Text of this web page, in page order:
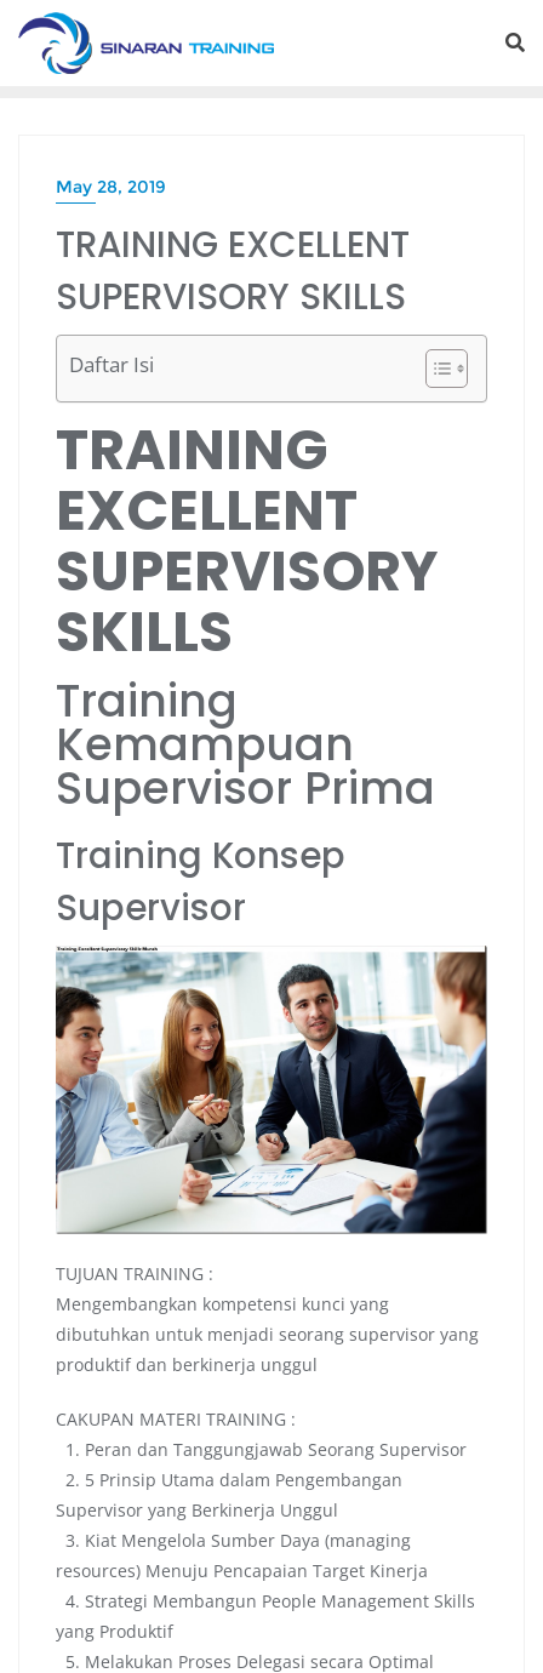
Skip
content
May 28, 2019
TRAINING EXCELLENT
SUPERVISORY SKILLS
Daftar Isi
TRAINING
EXCELLENT
SUPERVISORY
SKILLS
Training
Kemampuan
Supervisor Prima
Training Konsep
Supervisor
TUJUAN TRAINING :
Mengembangkan kompetensi kunci yang
dibutuhkan untuk menjadi seorang supervisor yang
produktif dan berkinerja unggul
CAKUPAN MATERI TRAINING :
1. Peran dan Tanggungjawab Seorang Supervisor
2. 5 Prinsip Utama dalam Pengembangan
Supervisor yang Berkinerja Unggul
3. Kiat Mengelola Sumber Daya (managing
resources) Menuju Pencapaian Target Kinerja
4. Strategi Membangun People Management Skills
yang Produktif
5. Melakukan Proses Delegasi secara Optimal